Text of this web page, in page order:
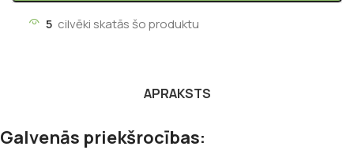
5 cilvēki skatās šo produktu
APRAKSTS
Galvenās priekšrocības: